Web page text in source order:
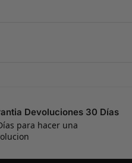
Devoluciones 30 Días
para hacer una